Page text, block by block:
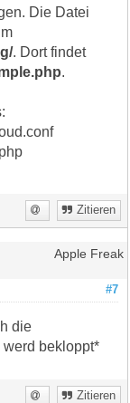
Die Datei
. Dort findet
.
Zitieren
Apple Freak
#7
die
bekloppt*
Zitieren